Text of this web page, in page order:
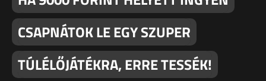
CSAPNÁTOK LE EGY SZUPER
TÚLÉLŐJÁTÉKRA, ERRE TESSÉK!